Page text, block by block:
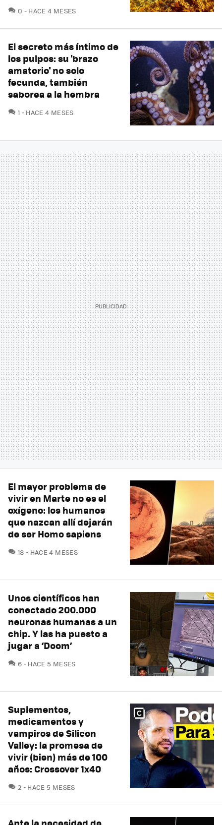
0 COMENTARIOS
HACE 4 MESES
El secreto más íntimo de
los pulpos: su 'brazo
amatorio' no solo
fecunda, también
saborea a la hembra
1 COMENTARIOS
HACE 4 MESES
El mayor problema de
vivir en Marte no es el
oxígeno: los humanos
que nazcan allí dejarán
de ser Homo sapiens
18 COMENTARIOS
HACE 4 MESES
Unos científicos han
conectado 200.000
neuronas humanas a un
chip. Y las ha puesto a
jugar a ‘Doom’
6 COMENTARIOS
HACE 5 MESES
Suplementos,
medicamentos y
vampiros de Silicon
Valley: la promesa de
vivir (bien) más de 100
años: Crossover 1x40
2 COMENTARIOS
HACE 5 MESES